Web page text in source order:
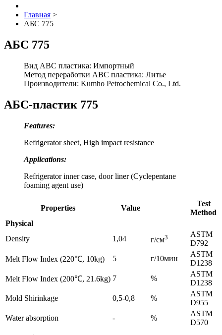
Главная >
АБС 775
АБС 775
Вид ABC пластика: Импортный
Метод переработки ABC пластика: Литье
Производители: Kumho Petrochemical Co., Ltd.
АБС-пластик 775
Features:
Refrigerator sheet, High impact resistance
Applications:
Refrigerator inner case, door liner (Cyclepentane
foaming agent use)
Properties Value
Test
Method
Physical
Density
1,04 г/см3
ASTM
D792
Melt Flow Index (220℃, 10kg)
5 г/10мин
ASTM
D1238
Melt Flow Index (200℃, 21.6kg) 7 %
ASTM
D1238
Mold Shirinkage
0,5-0,8 %
ASTM
D955
Water absorption
- %
ASTM
D570